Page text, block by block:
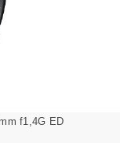
f1,4G ED